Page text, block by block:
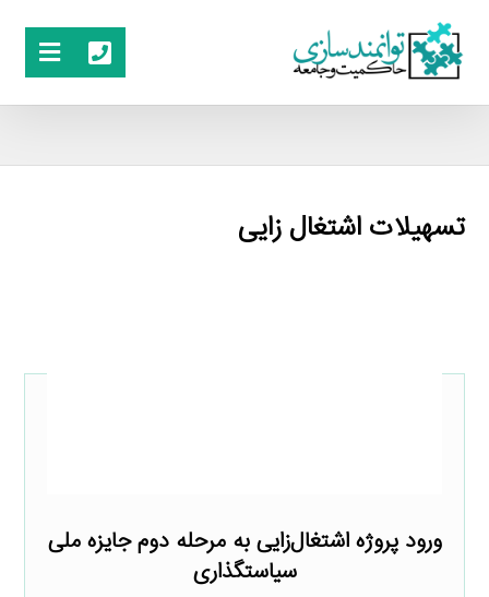
تسهیلات اشتغال زایی
ورود پروژه اشتغال‌زایی به مرحله دوم جایزه ملی
سیاستگذاری